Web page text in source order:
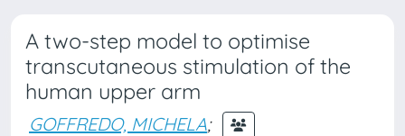
A two-step model to optimise
transcutaneous stimulation of the
human upper arm
GOFFREDO, MICHELA;